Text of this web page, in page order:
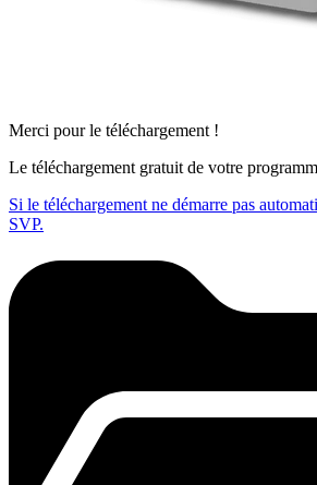
Merci pour le téléchargement !
Le téléchargement gratuit de votre
Si le téléchargement ne démarre pas
SVP.